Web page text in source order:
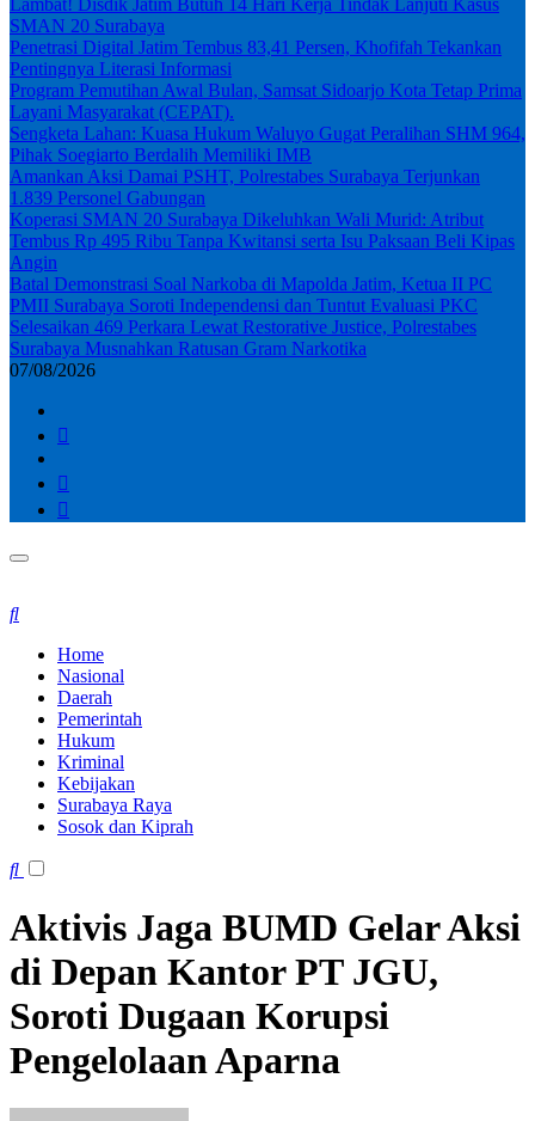
SMAN 20 Surabaya
Penetrasi Digital Jatim Tembus 83,41 Persen, Khofifah Tekankan
Pentingnya Literasi Informasi
Program Pemutihan Awal Bulan, Samsat Sidoarjo Kota Tetap Prima
Layani Masyarakat (CEPAT).
Sengketa Lahan: Kuasa Hukum Waluyo Gugat Peralihan SHM 964,
Pihak Soegiarto Berdalih Memiliki IMB
Amankan Aksi Damai PSHT, Polrestabes Surabaya Terjunkan
1.839 Personel Gabungan
Koperasi SMAN 20 Surabaya Dikeluhkan Wali Murid: Atribut
Tembus Rp 495 Ribu Tanpa Kwitansi serta Isu Paksaan Beli Kipas
Angin
Batal Demonstrasi Soal Narkoba di Mapolda Jatim, Ketua II PC
PMII Surabaya Soroti Independensi dan Tuntut Evaluasi PKC
Selesaikan 469 Perkara Lewat Restorative Justice, Polrestabes
Surabaya Musnahkan Ratusan Gram Narkotika
07/08/2026
Home
Nasional
Daerah
Pemerintah
Hukum
Kriminal
Kebijakan
Surabaya Raya
Sosok dan Kiprah
Aktivis Jaga BUMD Gelar Aksi
di Depan Kantor PT JGU,
Soroti Dugaan Korupsi
Pengelolaan Aparna